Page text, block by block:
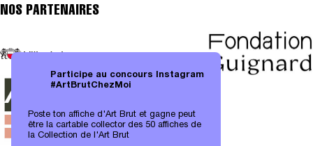
Participe au concours Instagram
#ArtBrutChezMoi
Poste ton affiche d'Art Brut et gagne peut
être la cartable collector des 50 affiches de
la Collection de l'Art Brut
NOS PARTENAIRES